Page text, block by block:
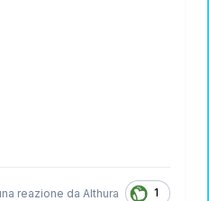
reazione da Althura 1